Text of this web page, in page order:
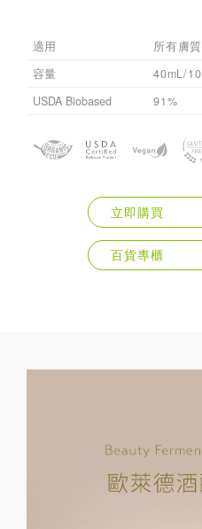
適用
所有膚
容量
40mL/
USDA Biobased
91%
立即購買
百貨專櫃